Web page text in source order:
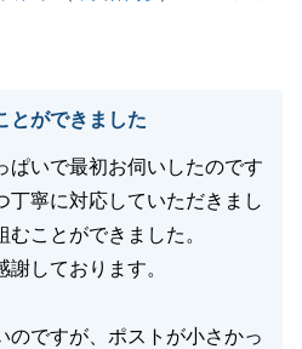
とができました
ぱいで最初お伺いしたのです
丁寧に対応していただきまし
ことができました。
しております。
のですが、ポストが小さかっ